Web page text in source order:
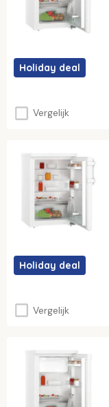
Holiday deal
Vergelijk
Holiday deal
Vergelijk